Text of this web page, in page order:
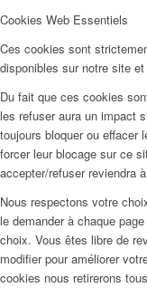
Cookies Web Essentiels
Ces cookies sont
disponibles sur notre site
Du fait que ces cookies
les refuser aura un impact
toujours bloquer ou effacer
forcer leur blocage sur ce
accepter/refuser reviendra
Nous respectons votre
le demander à chaque
choix. Vous êtes libre de
modifier pour améliorer
cookies nous retirerons